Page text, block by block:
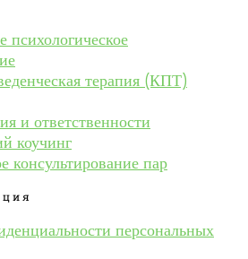
психологическое
терапия (КПТ)
и ответственности
коучинг
консультирование пар
персональных